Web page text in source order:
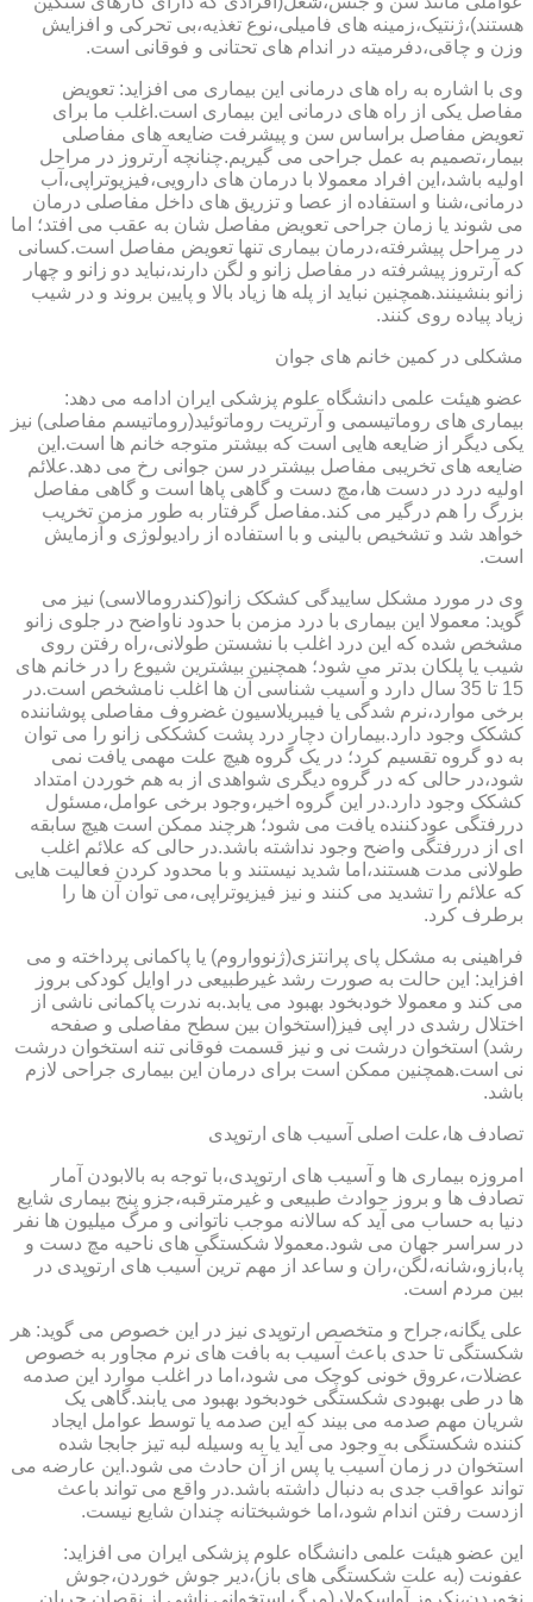
هستند)،ژنتیک،زمینه های فامیلی،نوع تغذیه،بی تحرکی و افزایش
وزن و چاقی،دفرمیته در اندام های تحتانی و فوقانی است.
وی با اشاره به راه های درمانی این بیماری می افزاید: تعویض
مفاصل یکی از راه های درمانی این بیماری است.اغلب ما برای
تعویض مفاصل براساس سن و پیشرفت ضایعه های مفاصلی
بیمار،تصمیم به عمل جراحی می گیریم.چنانچه آرتروز در مراحل
اولیه باشد،این افراد معمولا با درمان های دارویی،فیزیوتراپی،آب
درمانی،شنا و استفاده از عصا و تزریق های داخل مفاصلی درمان
می شوند یا زمان جراحی تعویض مفاصل شان به عقب می افتد؛ اما
در مراحل پیشرفته،درمان بیماری تنها تعویض مفاصل است.کسانی
که آرتروز پیشرفته در مفاصل زانو و لگن دارند،نباید دو زانو و چهار
زانو بنشینند.همچنین نباید از پله ها زیاد بالا و پایین بروند و در شیب
زیاد پیاده روی کنند.
مشکلی در کمین خانم های جوان
عضو هیئت علمی دانشگاه علوم پزشکی ایران ادامه می دهد:
بیماری های روماتیسمی و آرتریت روماتوئید(روماتیسم مفاصلی) نیز
یکی دیگر از ضایعه هایی است که بیشتر متوجه خانم ها است.این
ضایعه های تخریبی مفاصل بیشتر در سن جوانی رخ می دهد.علائم
اولیه درد در دست ها،مچ دست و گاهی پاها است و گاهی مفاصل
بزرگ را هم درگیر می کند.مفاصل گرفتار به طور مزمن تخریب
خواهد شد و تشخیص بالینی و با استفاده از رادیولوژی و آزمایش
است.
وی در مورد مشکل ساییدگی کشکک زانو(کندرومالاسی) نیز می
گوید: معمولا این بیماری با درد مزمن با حدود ناواضح در جلوی زانو
مشخص شده که این درد اغلب با نشستن طولانی،راه رفتن روی
شیب یا پلکان بدتر می شود؛ همچنین بیشترین شیوع را در خانم های
15 تا 35 سال دارد و آسیب شناسی آن ها اغلب نامشخص است.در
برخی موارد،نرم شدگی یا فیبریلاسیون غضروف مفاصلی پوشاننده
کشکک وجود دارد.بیماران دچار درد پشت کشککی زانو را می توان
به دو گروه تقسیم کرد؛ در یک گروه هیچ علت مهمی یافت نمی
شود،در حالی که در گروه دیگری شواهدی از به هم خوردن امتداد
کشکک وجود دارد.در این گروه اخیر،وجود برخی عوامل،مسئول
دررفتگی عودکننده یافت می شود؛ هرچند ممکن است هیچ سابقه
ای از دررفتگی واضح وجود نداشته باشد.در حالی که علائم اغلب
طولانی مدت هستند،اما شدید نیستند و با محدود کردن فعالیت هایی
که علائم را تشدید می کنند و نیز فیزیوتراپی،می توان آن ها را
برطرف کرد.
فراهینی به مشکل پای پرانتزی(ژنوواروم) یا پاکمانی پرداخته و می
افزاید: این حالت به صورت رشد غیرطبیعی در اوایل کودکی بروز
می کند و معمولا خودبخود بهبود می یابد.به ندرت پاکمانی ناشی از
اختلال رشدی در اپی فیز(استخوان بین سطح مفاصلی و صفحه
رشد) استخوان درشت نی و نیز قسمت فوقانی تنه استخوان درشت
نی است.همچنین ممکن است برای درمان این بیماری جراحی لازم
باشد.
تصادف ها،علت اصلی آسیب های ارتوپدی
امروزه بیماری ها و آسیب های ارتوپدی،با توجه به بالابودن آمار
تصادف ها و بروز حوادث طبیعی و غیرمترقبه،جزو پنج بیماری شایع
دنیا به حساب می آید که سالانه موجب ناتوانی و مرگ میلیون ها نفر
در سراسر جهان می شود.معمولا شکستگی های ناحیه مچ دست و
پا،بازو،شانه،لگن،ران و ساعد از مهم ترین آسیب های ارتوپدی در
بین مردم است.
علی یگانه،جراح و متخصص ارتوپدی نیز در این خصوص می گوید: هر
شکستگی تا حدی باعث آسیب به بافت های نرم مجاور به خصوص
عضلات،عروق خونی کوچک می شود،اما در اغلب موارد این صدمه
ها در طی بهبودی شکستگی خودبخود بهبود می یابند.گاهی یک
شریان مهم صدمه می بیند که این صدمه یا توسط عوامل ایجاد
کننده شکستگی به وجود می آید یا به وسیله لبه تیز جابجا شده
استخوان در زمان آسیب یا پس از آن حادث می شود.این عارضه می
تواند عواقب جدی به دنبال داشته باشد.در واقع می تواند باعث
ازدست رفتن اندام شود،اما خوشبختانه چندان شایع نیست.
این عضو هیئت علمی دانشگاه علوم پزشکی ایران می افزاید:
عفونت (به علت شکستگی های باز)،دیر جوش خوردن،جوش